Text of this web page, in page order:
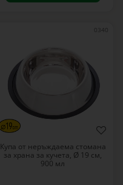
0340
Купа от неръждаема стомана
за храна за кучета, Ø 19 см,
900 мл